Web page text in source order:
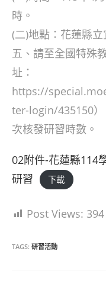
時。
(二)地點：花蓮縣
五、請至全國特殊
址：
https://
ter-login/435150）
次核發研習時數。
02附件-花蓮縣114
研習
下載
Post Views: 394
TAGS: 研習活動